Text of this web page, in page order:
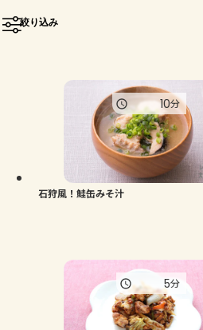
トーク
よくあるお問い合わせ
お買い物
絞り込み
石狩風！鮭缶みそ汁
10分
5分